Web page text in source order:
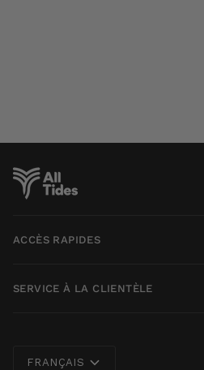
ACCÈS RAPIDES
SERVICE À LA CLIENTÈLE
FRANÇAIS